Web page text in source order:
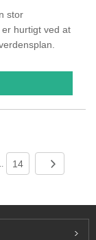
stor
hurtigt ved at
14